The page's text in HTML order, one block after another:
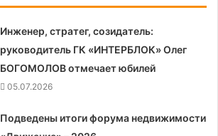
Инженер, стратег, созидатель:
руководитель ГК «ИНТЕРБЛОК» Олег
БОГОМОЛОВ отмечает юбилей
05.07.2026
Подведены итоги форума недвижимости